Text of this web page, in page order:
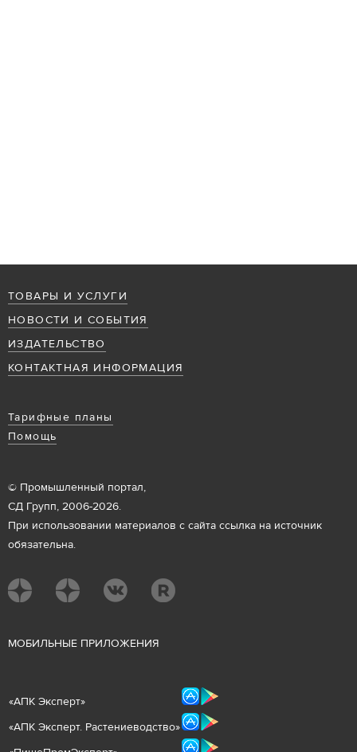
ТОВАРЫ И УСЛУГИ
НОВОСТИ И СОБЫТИЯ
ИЗДАТЕЛЬСТВО
КОНТАКТНАЯ ИНФОРМАЦИЯ
Тарифные планы
Помощь
© Промышленный портал,
СД Групп, 2006-2026.
При использовании материалов с сайта ссылка на источник
обязательна.
МОБИЛЬНЫЕ ПРИЛОЖЕНИЯ
«АПК Эксперт»
«АПК Эксперт. Растениеводство»